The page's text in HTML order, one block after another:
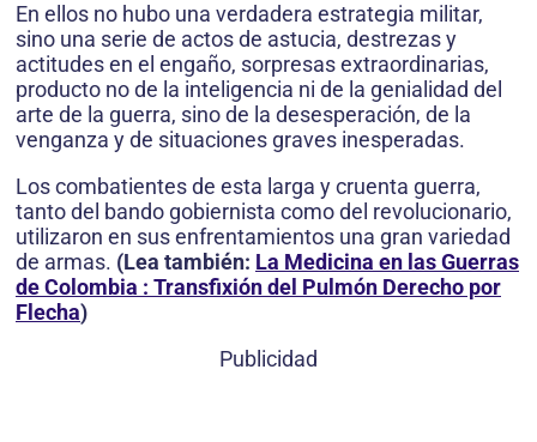
En ellos no hubo una verdadera estrategia militar,
sino una serie de actos de astucia, destrezas y
actitudes en el engaño, sorpresas extraordinarias,
producto no de la inteligencia ni de la genialidad del
arte de la guerra, sino de la desesperación, de la
venganza y de situaciones graves inesperadas.
Los combatientes de esta larga y cruenta guerra,
tanto del bando gobiernista como del revolucionario,
utilizaron en sus enfrentamientos una gran variedad
de armas. (Lea también: La Medicina en las Guerras
de Colombia : Transfixión del Pulmón Derecho por
Flecha)
Publicidad